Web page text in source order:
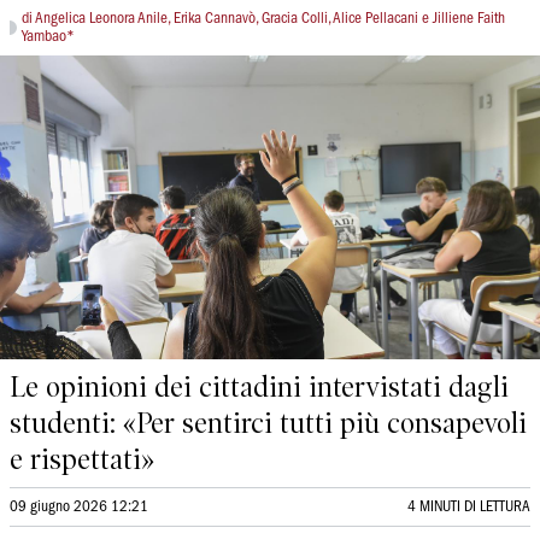
di Angelica Leonora Anile, Erika Cannavò, Gracia Colli, Alice Pellacani e Jilliene Faith
Yambao*
Le opinioni dei cittadini intervistati dagli
studenti: «Per sentirci tutti più consapevoli
e rispettati»
09 giugno 2026 12:21 4 MINUTI DI LETTURA